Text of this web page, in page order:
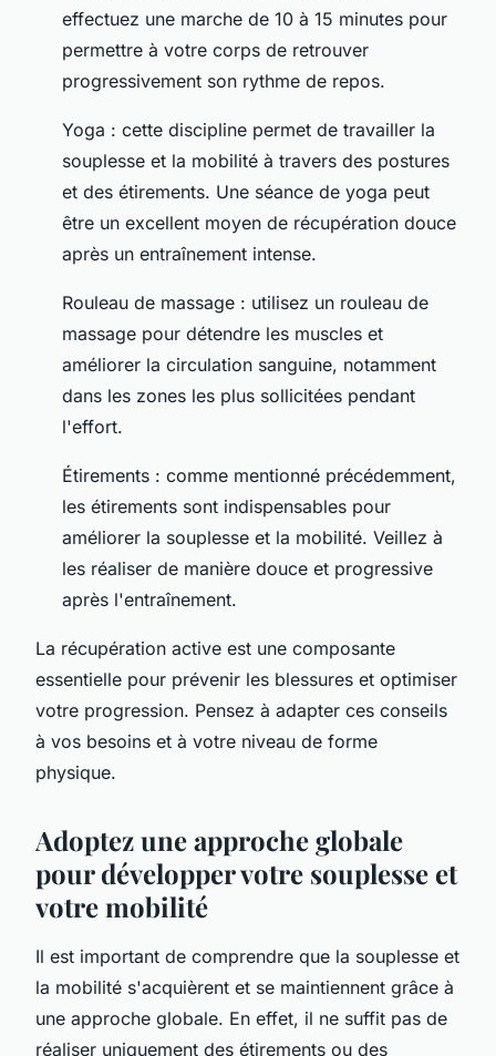
effectuez une marche de 10 à 15 minutes pour
permettre à votre corps de retrouver
progressivement son rythme de repos.
Yoga : cette discipline permet de travailler la
souplesse et la mobilité à travers des postures
et des étirements. Une séance de yoga peut
être un excellent moyen de récupération douce
après un entraînement intense.
Rouleau de massage : utilisez un rouleau de
massage pour détendre les muscles et
améliorer la circulation sanguine, notamment
dans les zones les plus sollicitées pendant
l'effort.
Étirements : comme mentionné précédemment,
les étirements sont indispensables pour
améliorer la souplesse et la mobilité. Veillez à
les réaliser de manière douce et progressive
après l'entraînement.
La récupération active est une composante
essentielle pour prévenir les blessures et optimiser
votre progression. Pensez à adapter ces conseils
à vos besoins et à votre niveau de forme
physique.
Adoptez une approche globale
pour développer votre souplesse et
votre mobilité
Il est important de comprendre que la souplesse et
la mobilité s'acquièrent et se maintiennent grâce à
une approche globale. En effet, il ne suffit pas de
réaliser uniquement des étirements ou des